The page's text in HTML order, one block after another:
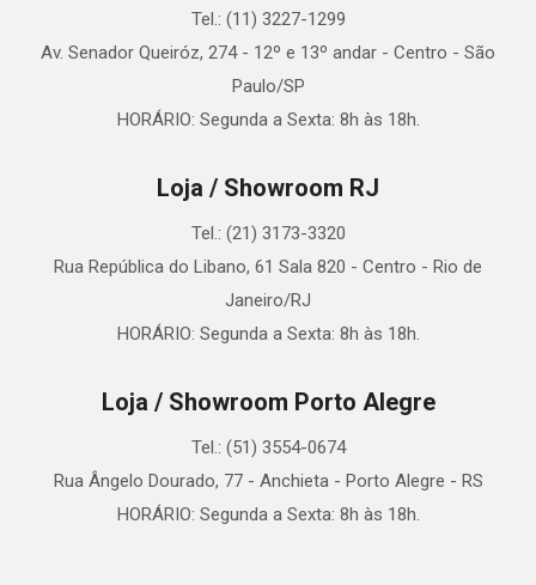
Tel.: (11) 3227-1299
Av. Senador Queiróz, 274 - 12º e 13º andar - Centro - São
Paulo/SP
HORÁRIO: Segunda a Sexta: 8h às 18h.
Loja / Showroom RJ
Tel.: (21) 3173-3320
Rua República do Libano, 61 Sala 820 - Centro - Rio de
Janeiro/RJ
HORÁRIO: Segunda a Sexta: 8h às 18h.
Loja / Showroom Porto Alegre
Tel.: (51) 3554-0674
Rua Ângelo Dourado, 77 - Anchieta - Porto Alegre - RS
HORÁRIO: Segunda a Sexta: 8h às 18h.